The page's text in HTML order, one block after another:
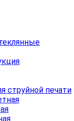
струйной печати